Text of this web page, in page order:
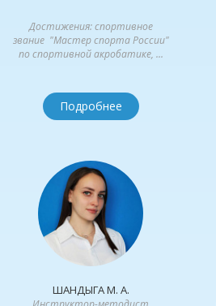
Достижения: спортивное
звание "Мастер спорта России"
по спортивной акробатике, ...
Подробнее
ШАНДЫГА М. А.